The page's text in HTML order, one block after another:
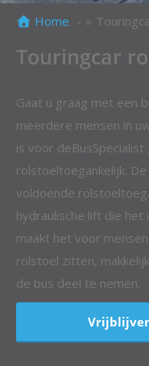
Home
Touringcar
Gaat u graag met een
meerdere mensen in
is voor
rolstoeltoegankelijk.
voldoende
hydraulische lift die
maakt het voor
rolstoel zitten,
de bus deel te nemen.